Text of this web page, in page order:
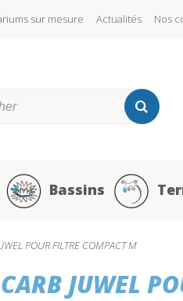
sur mesure Actualités Nos
Bassins
POUR FILTRE COMPACT M
JUWEL